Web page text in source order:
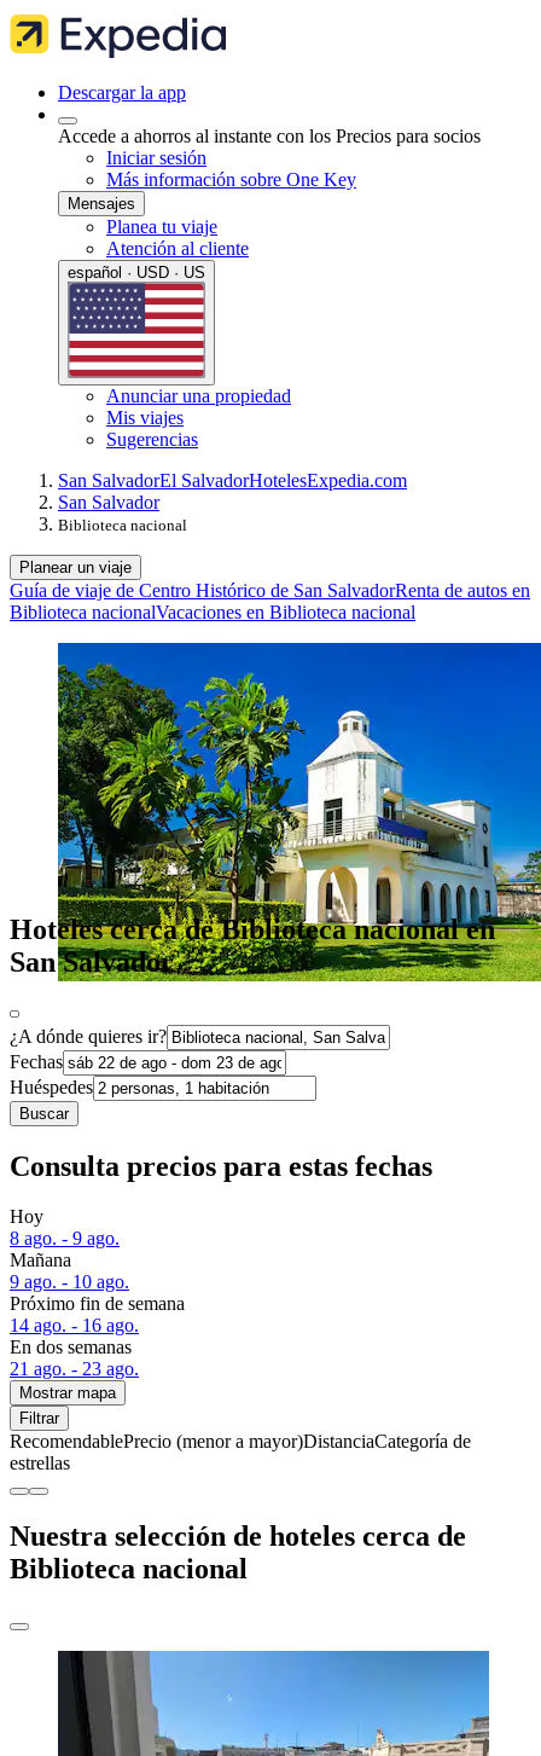
Descargar la app
Accede a ahorros al instante con los Precios para socios
Iniciar sesión
Más información sobre One Key
Mensajes
Planea tu viaje
Atención al cliente
español · USD · US
Anunciar una propiedad
Mis viajes
Sugerencias
San SalvadorEl SalvadorHotelesExpedia.com
San Salvador
Biblioteca nacional
Planear un viaje
Guía de viaje de Centro Histórico de San SalvadorRenta de autos en
Biblioteca nacionalVacaciones en Biblioteca nacional
Hoteles cerca de Biblioteca nacional en
San Salvador
¿A dónde quieres ir?
Fechas
Huéspedes
Buscar
Consulta precios para estas fechas
Hoy
8 ago. - 9 ago.
Mañana
9 ago. - 10 ago.
Próximo fin de semana
14 ago. - 16 ago.
En dos semanas
21 ago. - 23 ago.
Mostrar mapa
Filtrar
RecomendablePrecio (menor a mayor)DistanciaCategoría de
estrellas
Nuestra selección de hoteles cerca de
Biblioteca nacional